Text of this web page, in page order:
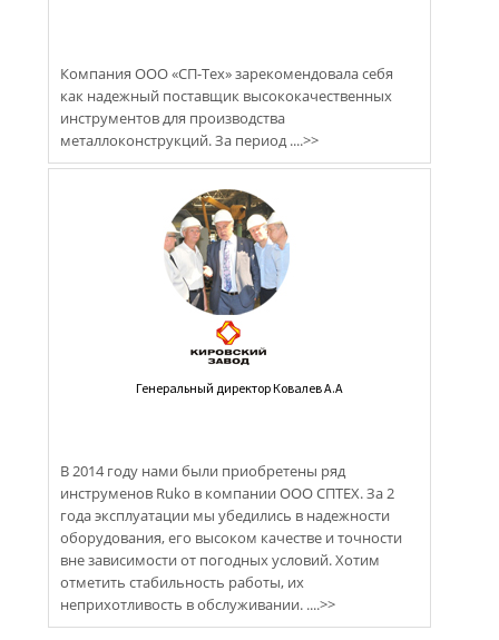
Компания ООО «СП-Тех» зарекомендовала себя
как надежный поставщик высококачественных
инструментов для производства
металлоконструкций. За период ....>>
Генеральный директор Ковалев A.A
В 2014 году нами были приобретены ряд
инструменов Ruko в компании OOO СПТЕХ. За 2
года эксплуатации мы убедились в надежности
оборудования, его высоком качестве и точности
вне зависимости от погодных условий. Хотим
отметить стабильность работы, их
неприхотливость в обслуживании. ....>>